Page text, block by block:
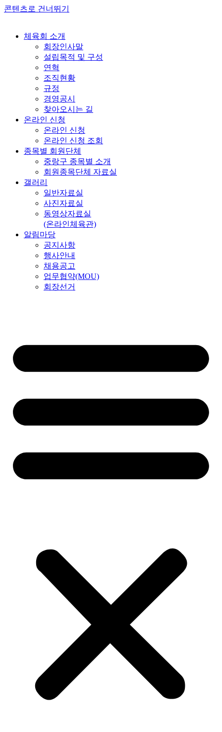
콘텐츠로 건너뛰기
체육회 소개
회장인사말
설립목적 및 구성
연혁
조직현황
규정
경영공시
찾아오시는 길
온라인 신청
온라인 신청
온라인 신청 조회
종목별 회원단체
중랑구 종목별 소개
회원종목단체 자료실
갤러리
일반자료실
사진자료실
동영상자료실
(온라인체육관)
알림마당
공지사항
행사안내
채용공고
업무협약(MOU)
회장선거